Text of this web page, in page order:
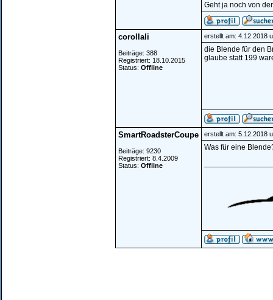
Geht ja noch von
corollali
Beiträge: 388
Registriert: 18.10.2015
Status: Offline
erstellt am: 4.12.2018
die Blende für den
glaube statt 199
SmartRoadsterCoupe
Beiträge: 9230
Registriert: 8.4.2009
Status: Offline
erstellt am: 5.12.2018
Was für eine